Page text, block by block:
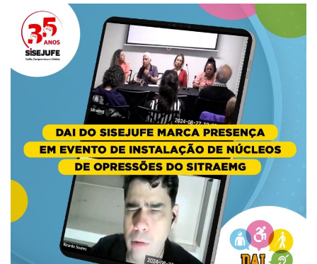
Plano de Saúde
Assistência Funeral
Pós-graduação
Facebook InstagramTwitter YoutubeTikTok Whatsapp